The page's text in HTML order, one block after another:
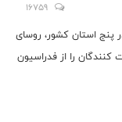
16759
پنج استان کشور، روسای
را از فدراسیون